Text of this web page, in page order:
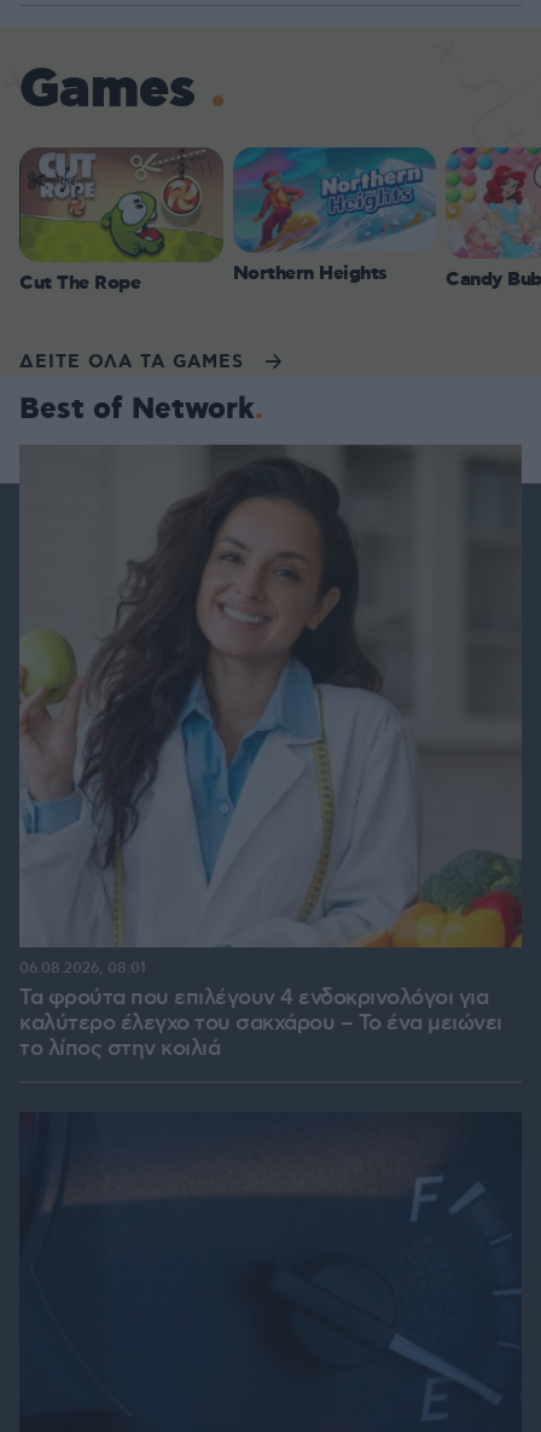
Games
Cut The Rope Northern Heights Candy
ΔΕΙΤΕ ΟΛΑ ΤΑ GAMES
Best of Network
Τα φρούτα που επιλέγουν 4 ενδοκρινολόγοι για
καλύτερο έλεγχο του σακχάρου – Το ένα μειώνει
το λίπος στην κοιλιά
06.08.2026, 08:01